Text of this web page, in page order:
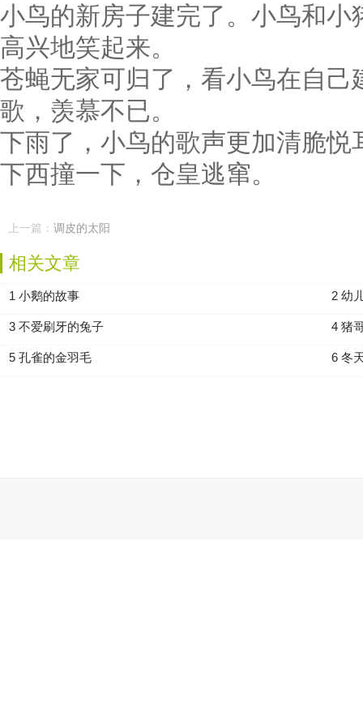
小鸟的新房子建完了。小鸟和
高兴地笑起来。
苍蝇无家可归了，看小鸟在自
歌，羡慕不已。
下雨了，小鸟的歌声更加清脆
下西撞一下，仓皇逃窜。
上一篇： 调皮的太阳
相关文章
1 小鹅的故事 2 幼
3 不爱刷牙的兔子 4 猪
5 孔雀的金羽毛 6 冬